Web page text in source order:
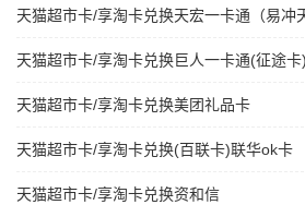
天猫超市卡/享淘卡兑换天宏一卡通（易冲
天猫超市卡/享淘卡兑换巨人一卡通(征途卡)
天猫超市卡/享淘卡兑换美团礼品卡
天猫超市卡/享淘卡兑换(百联卡)联华ok卡
天猫超市卡/享淘卡兑换资和信